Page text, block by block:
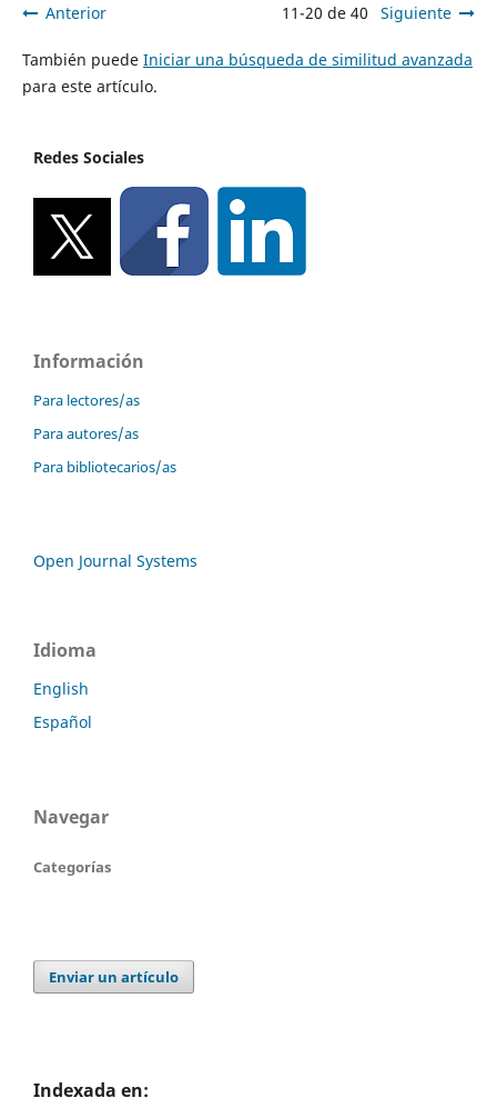
Anterior 11-20 de 40 Siguiente
También puede Iniciar una búsqueda de similitud avanzada
para este artículo.
Redes Sociales
Información
Para lectores/as
Para autores/as
Para bibliotecarios/as
Open Journal Systems
Idioma
English
Español
Navegar
Categorías
Enviar un artículo
Indexada en: